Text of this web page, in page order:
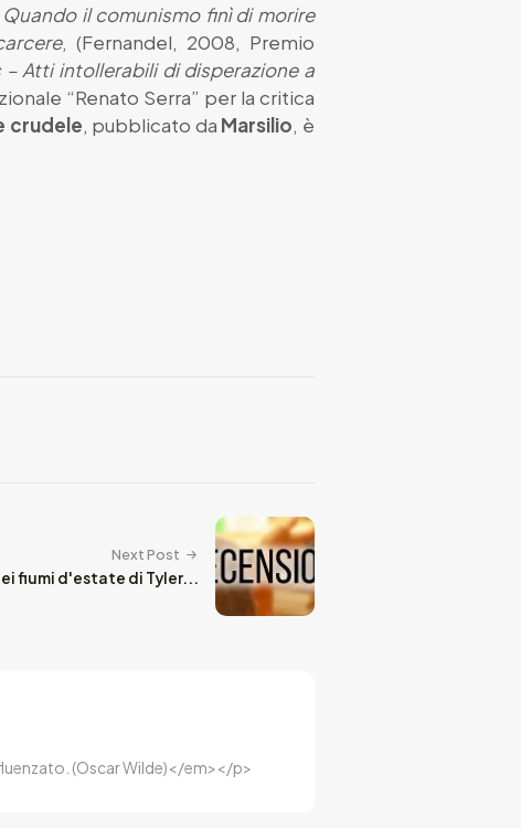
il comunismo finì di morire
, (Fernandel, 2008, Premio
– Atti intollerabili di disperazione a
“Renato Serra” per la critica
crudele, pubblicato da Marsilio, è
Next Post
fiumi d'estate di Tyler...
(Oscar Wilde)</em></p>